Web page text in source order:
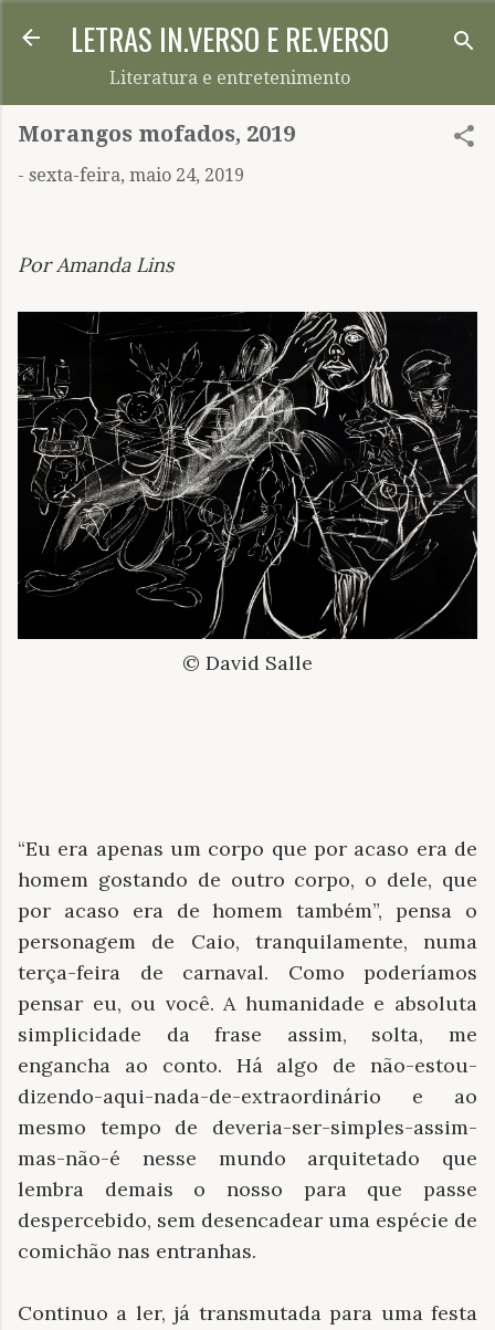
Pular para o conteúdo principal
LETRAS IN.VERSO E RE.VERSO
Literatura e entretenimento
Morangos mofados, 2019
- sexta-feira, maio 24, 2019
Por Amanda Lins
© David Salle
“Eu era apenas um corpo que por acaso era de
homem gostando de outro corpo, o dele, que
por acaso era de homem também”, pensa o
personagem de Caio, tranquilamente, numa
terça-feira de carnaval. Como poderíamos
pensar eu, ou você. A humanidade e absoluta
simplicidade da frase assim, solta, me
engancha ao conto. Há algo de não-estou-
dizendo-aqui-nada-de-extraordinário e ao
mesmo tempo de deveria-ser-simples-assim-
mas-não-é nesse mundo arquitetado que
lembra demais o nosso para que passe
despercebido, sem desencadear uma espécie de
comichão nas entranhas.
Continuo a ler, já transmutada para uma festa